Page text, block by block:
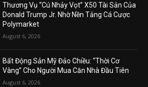
Thương Vụ “Cú Nhảy Vọt” X50 Tài Sản Của
Donald Trump Jr. Nhờ Nền Tảng Cá Cược
Polymarket
August 6, 2026
Bất Động Sản Mỹ Đảo Chiều: “Thời Cơ
Vàng” Cho Người Mua Căn Nhà Đầu Tiên
August 6, 2026